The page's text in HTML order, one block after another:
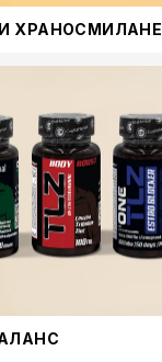
ХРАНОСМИЛАНЕ